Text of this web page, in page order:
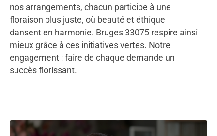
nos arrangements, chacun participe à une
floraison plus juste, où beauté et éthique
dansent en harmonie. Bruges 33075 respire ainsi
mieux grâce à ces initiatives vertes. Notre
engagement : faire de chaque demande un
succès florissant.